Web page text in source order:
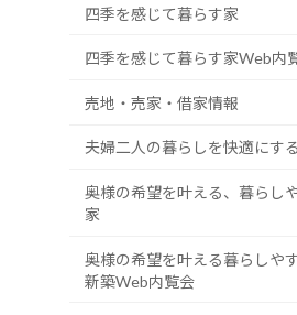
四季を感じて暮らす家
四季を感じて暮らす家Web内
売地・売家・借家情報
夫婦二人の暮らしを快適にす
奥様の希望を叶える、暮らし
家
奥様の希望を叶える暮らしや
新築Web内覧会